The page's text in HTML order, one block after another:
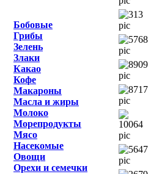
Бобовые
Грибы
Зелень
Злаки
Какао
Кофе
Макароны
Масла и жиры
Молоко
Морепродукты
Мясо
Насекомые
Овощи
Орехи и семечки